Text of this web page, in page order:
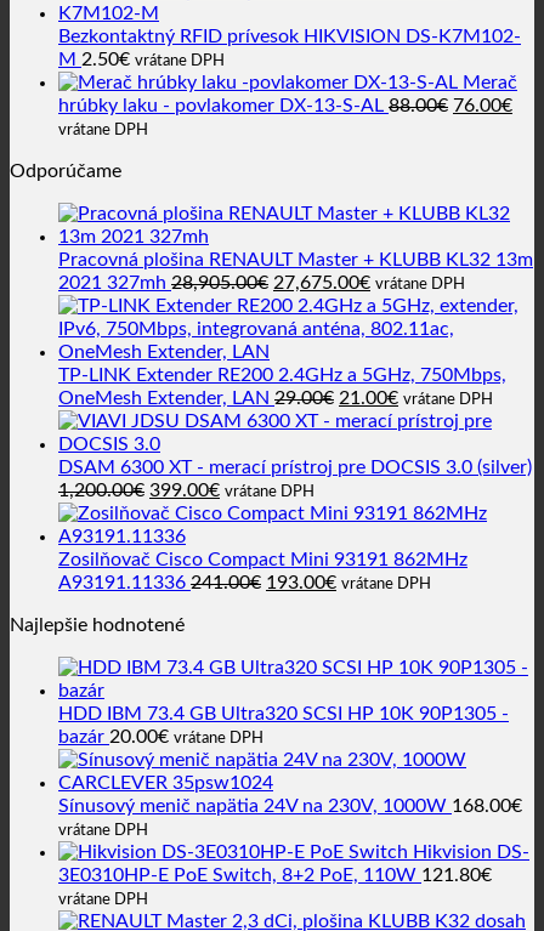
Bezkontaktný RFID prívesok HIKVISION DS-K7M102-
M 2.50€ vrátane DPH
Merač
hrúbky laku - povlakomer DX-13-S-AL 88.00€ Pôvodná
76.00€
vrátane DPH
Odporúčame
Pracovná plošina RENAULT Master + KLUBB KL32 13m
2021 327mh 28,905.00€ Pôvodná
cena
bola:
27,675.00€Aktuálna
cena
je:
vrátane DPH
TP-LINK Extender RE200 2.4GHz a 5GHz, 750Mbps,
OneMesh Extender, LAN 29.00€ Pôvodná
cena
29.00€.
21.00€Aktuálna
cena
21.00€.
vrátane DPH
DSAM 6300 XT - merací prístroj pre DOCSIS 3.0 (silver)
1,200.00€ Pôvodná
cena
bola:
1,200.00€.
399.00€Aktuálna
cena
399.00€.
vrátane DPH
Zosilňovač Cisco Compact Mini 93191 862MHz
A93191.11336 241.00€ Pôvodná
193.00€Aktuálna
vrátane DPH
Najlepšie hodnotené
HDD IBM 73.4 GB Ultra320 SCSI HP 10K 90P1305 -
bazár 20.00€ vrátane DPH
Sínusový menič napätia 24V na 230V, 1000W 168.00€
vrátane DPH
Hikvision DS-
3E0310HP-E PoE Switch, 8+2 PoE, 110W 121.80€
vrátane DPH